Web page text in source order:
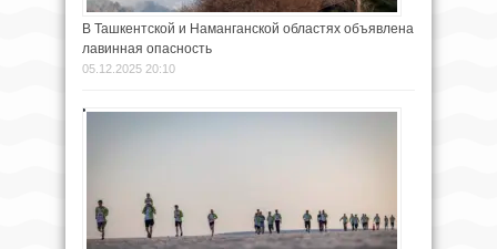
В Ташкентской и Наманганской областях объявлена
лавинная опасность
05.12.2025 20:10